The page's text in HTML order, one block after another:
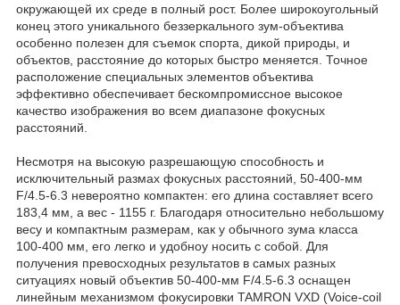
окружающей их среде в полный рост. Более широкоугольный
конец этого уникального беззеркального зум-объектива
особенно полезен для съемок спорта, дикой природы, и
объектов, расстояние до которых быстро меняется. Точное
расположение специальных элементов объектива
эффективно обеспечивает бескомпромиссное высокое
качество изображения во всем диапазоне фокусных
расстояний.
Несмотря на высокую разрешающую способность и
исключительный размах фокусных расстояний, 50-400-мм
F/4.5-6.3 невероятно компактен: его длина составляет всего
183,4 мм, а вес - 1155 г. Благодаря относительно небольшому
весу и компактным размерам, как у обычного зума класса
100-400 мм, его легко и удобноy носить с собой. Для
получения превосходных результатов в самых разных
ситуациях новый объектив 50-400-мм F/4.5-6.3 оснащен
линейным механизмом фокусировки TAMRON VXD (Voice-coil